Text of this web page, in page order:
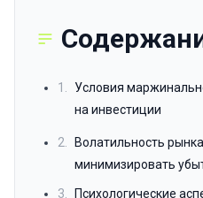
1.
Условия
на инвестиции
2.
Волатильность
минимизировать
3.
Психологические